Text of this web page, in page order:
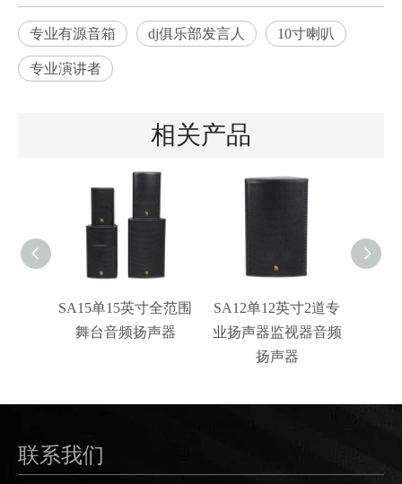
专业有源音箱 dj俱乐部发言人 10寸喇叭
专业演讲者
相关产品
SA15单15英寸全范围
舞台音频扬声器
SA12单12英寸2道专
业扬声器监视器音频
扬声器
联系我们